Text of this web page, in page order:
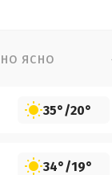
ясно
35°/20°
34°/19°